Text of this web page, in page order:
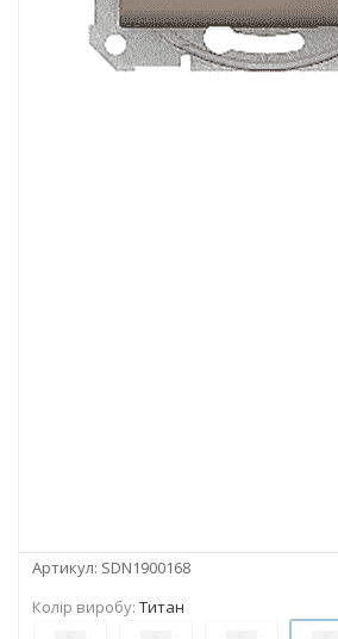
Артикул: SDN1900168
Колір виробу: Титан